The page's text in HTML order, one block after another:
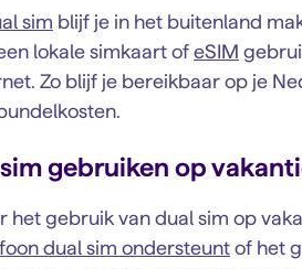
sim blijf je in het buitenland
lokale simkaart of eSIM
Zo blijf je bereikbaar op je
gebruiken op
het gebruik van dual sim op
dual sim ondersteunt of het